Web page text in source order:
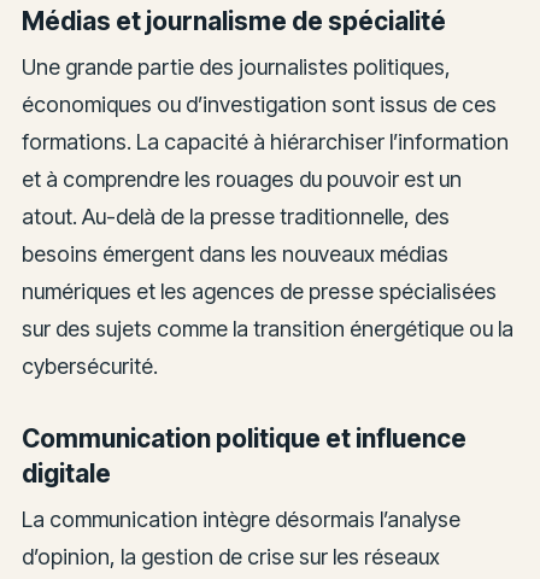
Médias et journalisme de spécialité
Une grande partie des journalistes politiques,
économiques ou d’investigation sont issus de ces
formations. La capacité à hiérarchiser l’information
et à comprendre les rouages du pouvoir est un
atout. Au-delà de la presse traditionnelle, des
besoins émergent dans les nouveaux médias
numériques et les agences de presse spécialisées
sur des sujets comme la transition énergétique ou la
cybersécurité.
Communication politique et influence
digitale
La communication intègre désormais l’analyse
d’opinion, la gestion de crise sur les réseaux